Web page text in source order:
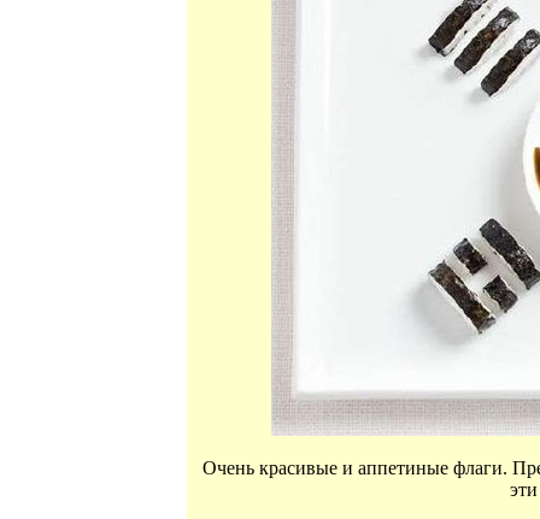
Очень красивые и аппетиные флаги.